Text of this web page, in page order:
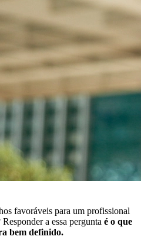
favoráveis para um profissional
a essa pergunta é o que
bem definido.